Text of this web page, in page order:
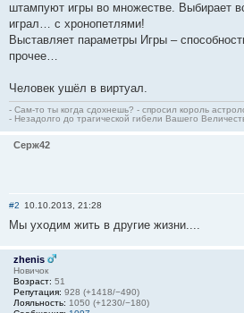
штампуют игры во множестве. Выбирает
играл… с хронопетлями!
Выставляет параметры Игры –
прочее…
Человек ушёл в виртуал.
- Сам-то ты когда сдохнешь? - спросил король
- Незадолго до трагической гибели Вашего
Серж42
#2 10.10.2013, 21:28
Мы уходим жить в другие жизни....
zhenis
Новичок
Возраст: 51
Репутация: 928 (+1418/−490)
Лояльность: 1050 (+1230/−180)